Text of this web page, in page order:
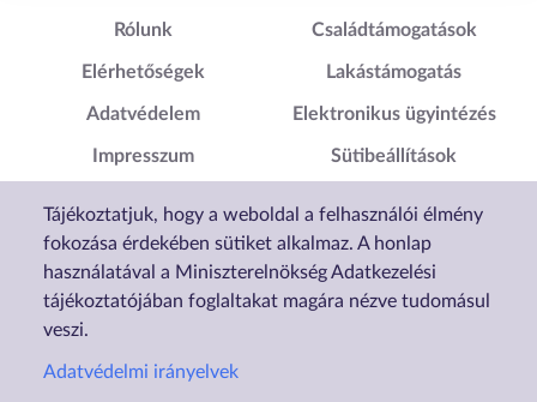
Tájékoztatjuk, hogy a weboldal a felhasználói élmény
fokozása érdekében sütiket alkalmaz. A honlap
használatával a Miniszterelnökség Adatkezelési
tájékoztatójában foglaltakat magára nézve tudomásul
veszi.
Adatvédelmi irányelvek
Lábléc1
Rólunk
Elérhetőségek
Adatvédelem
Impresszum
Nyilatkozat
Lábléc2
Családtámogatások
Lakástámogatás
Elektronikus ügyintézés
Sütibeállítások